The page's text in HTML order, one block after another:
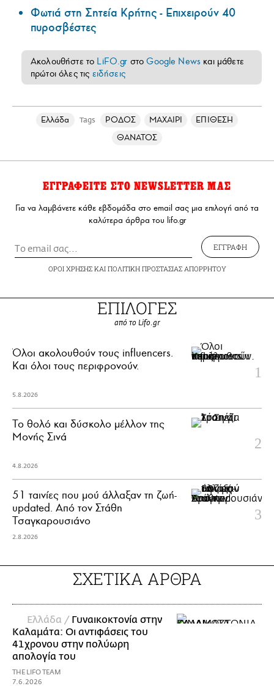
Φωτιά στη Σητεία Κρήτης - Επιχειρούν 40
πυροσβέστες
Ακολουθήστε το LiFO.gr στοGoogle News και μάθετε
πρώτοι όλες τις ειδήσεις
Ελλάδα Tags ΡΟΔΟΣ ΜΑΧΑΙΡΙ
ΕΠΙΘΕΣΗ
ΘΑΝΑΤΟΣ
ΕΓΓΡΑΦΕΙΤΕ ΣΤΟ NEWSLETTER ΜΑΣ
Για να λαμβάνετε κάθε εβδομάδα στο email σας μια επιλογή από τα
καλύτερα άρθρα του lifo.gr
ΕΓΓΡΑΦΗ
ΟΡΟΙ ΧΡΗΣΗΣΚΑΙ ΠΟΛΙΤΙΚΗ ΠΡΟΣΤΑΣΙΑΣ ΑΠΟΡΡΗΤΟΥ
ΕΠΙΛΟΓΕΣ
από το Lifo.gr
Όλοι ακολουθούν τους influencers.
Και όλοι τους περιφρονούν.
5.8.2026
Το θολό και δύσκολο μέλλον της
Μονής Σινά
4.8.2026
51 ταινίες που μού άλλαξαν τη ζωή-
updated. Aπό τον Στάθη
Τσαγκαρουσιάνο
2.8.2026
ΣΧΕΤΙΚΑ ΑΡΘΡΑ
Ελλάδα / Γυναικοκτονία στην
Καλαμάτα: Οι αντιφάσεις του
41χρονου στην πολύωρη
απολογία του
THE LIFO TEAM
7.6.2026